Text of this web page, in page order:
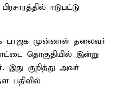
ஈடுபட்டு
பாஜக முன்னாள் தலைவர்
தொகுதியில் இன்று
இது குறித்து அவர்
பதிவில்